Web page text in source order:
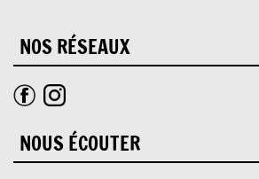
NOS RÉSEAUX
NOUS ÉCOUTER